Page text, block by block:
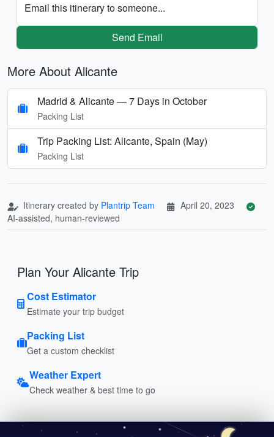
Email this itinerary to someone...
Send Email
More About Alicante
Madrid & Alicante — 7 Days in October
Packing List
Trip Packing List: Alicante, Spain (May)
Packing List
Itinerary created by Plantrip Team
April 20, 2023
AI-assisted, human-reviewed
Plan Your Alicante Trip
Cost Estimator
Estimate your trip budget
Packing List
Get a custom checklist
Weather Expert
Check weather & best time to go